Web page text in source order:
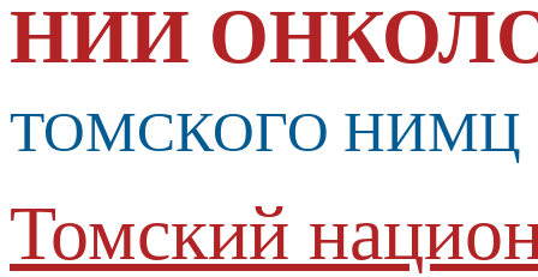
НИИ
ТОМСКОГО НИМЦ
Томский